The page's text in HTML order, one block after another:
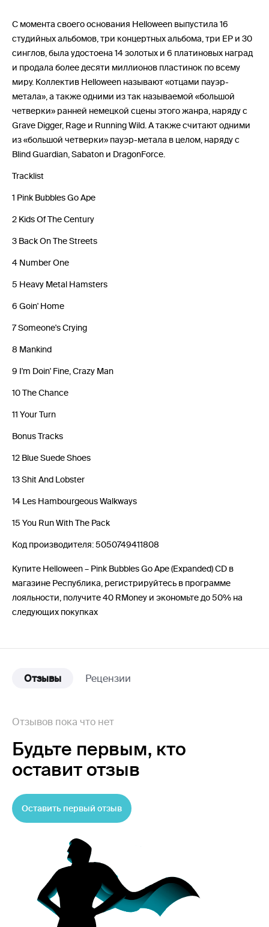
С момента своего основания Helloween выпустила 16
студийных альбомов, три концертных альбома, три EP и 30
синглов, была удостоена 14 золотых и 6 платиновых наград
и продала более десяти миллионов пластинок по всему
миру. Коллектив Helloween называют «отцами пауэр-
метала», а также одними из так называемой «большой
четверки» ранней немецкой сцены этого жанра, наряду с
Grave Digger, Rage и Running Wild. А также считают одними
из «большой четверки» пауэр-метала в целом, наряду с
Blind Guardian, Sabaton и DragonForce.
Tracklist
1 Pink Bubbles Go Ape
2 Kids Of The Century
3 Back On The Streets
4 Number One
5 Heavy Metal Hamsters
6 Goin' Home
7 Someone's Crying
8 Mankind
9 I'm Doin' Fine, Crazy Man
10 The Chance
11 Your Turn
Bonus Tracks
12 Blue Suede Shoes
13 Shit And Lobster
14 Les Hambourgeous Walkways
15 You Run With The Pack
Код производителя: 5050749411808
Купите Helloween – Pink Bubbles Go Ape (Expanded) CD в
магазине Республика, регистрируйтесь в программе
лояльности, получите 40 RMoney и экономьте до 50% на
следующих покупках
Отзывы Рецензии
Отзывов пока что нет
Будьте первым, кто
оставит отзыв
Оставить первый отзыв